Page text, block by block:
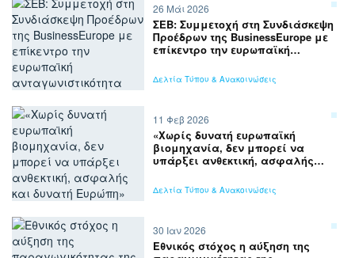
26 Μάι 2026
ΣΕΒ: Συμμετοχή στη Συνδιάσκεψη
Προέδρων της BusinessEurope με
επίκεντρο την ευρωπαϊκή
Δελτία Τύπου & Ανακοινώσεις
11 Φεβ 2026
«Χωρίς δυνατή ευρωπαϊκή
βιομηχανία, δεν μπορεί να
υπάρξει ανθεκτική, ασφαλής
Δελτία Τύπου & Ανακοινώσεις
30 Ιαν 2026
Εθνικός στόχος η αύξηση της